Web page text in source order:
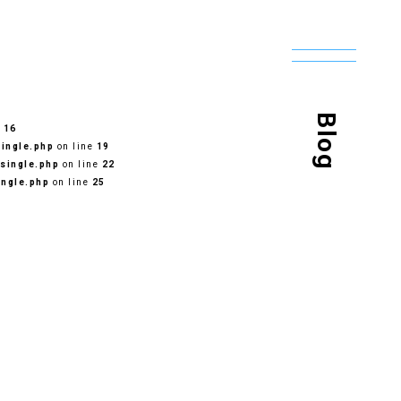
16
on line 19
on line 22
on line 25
Blog